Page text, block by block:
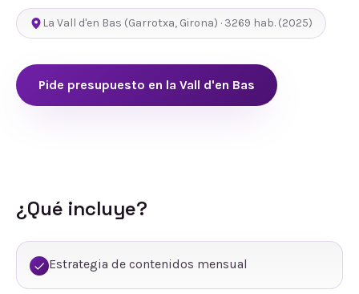
La Vall d'en Bas (Garrotxa, Girona) · 3269 hab. (2025)
Pide presupuesto en la Vall d'en Bas
¿Qué incluye?
Estrategia de contenidos mensual